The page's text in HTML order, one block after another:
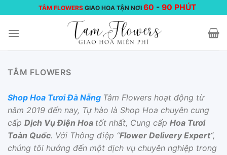
đến
nội
TÂM FLOWERS GIAO HOA TẬN NƠI 60 -90 PHÚT
TÂM FLOWERS
Shop Hoa Tươi Đà Nẵng Tâm Flowers hoạt động từ
năm 2019 đến nay, Tự hào là Shop Hoa chuyên cung
cấp Dịch Vụ Điện Hoa tốt nhất, Cung cấp Hoa Tươi
Toàn Quốc. Với Thông điệp “Flower Delivery Expert“,
chúng tôi hướng đến một dịch vụ chuyên nghiệp trong